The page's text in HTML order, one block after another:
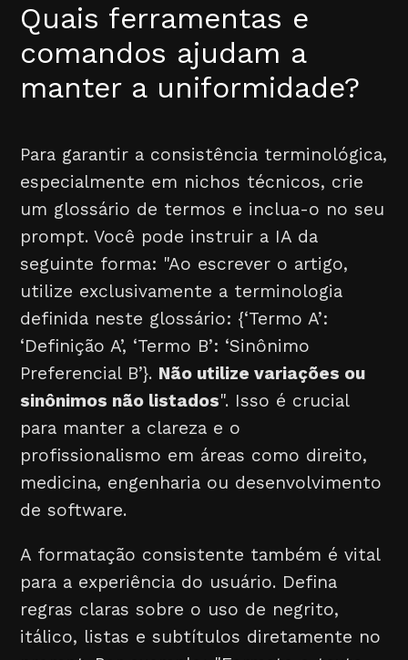
Quais ferramentas e
comandos ajudam a
manter a uniformidade?
Para garantir a consistência terminológica,
especialmente em nichos técnicos, crie
um glossário de termos e inclua-o no seu
prompt. Você pode instruir a IA da
seguinte forma: "Ao escrever o artigo,
utilize exclusivamente a terminologia
definida neste glossário: {‘Termo A’:
‘Definição A’, ‘Termo B’: ‘Sinônimo
Preferencial B’}. Não utilize variações ou
sinônimos não listados". Isso é crucial
para manter a clareza e o
profissionalismo em áreas como direito,
medicina, engenharia ou desenvolvimento
de software.
A formatação consistente também é vital
para a experiência do usuário. Defina
regras claras sobre o uso de negrito,
itálico, listas e subtítulos diretamente no